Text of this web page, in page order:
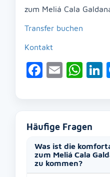
zum Meliá Cala
Transfer buchen
Kontakt
Email
Häufige Fragen
Was ist die
zum Meliá Cala
zu kommen?